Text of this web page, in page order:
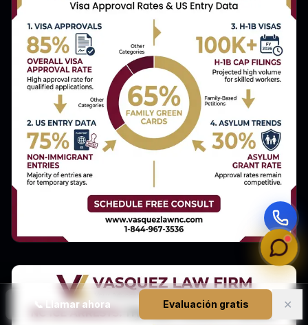
📞 Llamar ahora Evaluación gratis ✕